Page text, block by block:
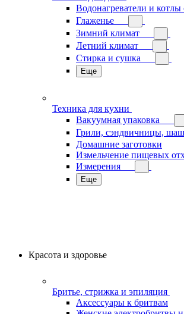
Водонагреватели и котлы
Глаженье
Зимний климат
Летний климат
Стирка и сушка
Еще
Техника для кухни
Вакуумная упаковка
Грили, сэндвичницы,
Домашние заготовки
Измельчение пищевых
Измерения
Еще
Красота и здоровье
Бритье, стрижка и эпиляция
Аксессуары к бритвам